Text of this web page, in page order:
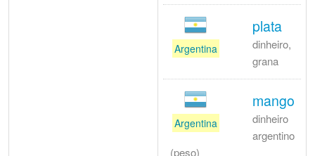
Argentina
plata
dinheiro,
grana
Argentina
mango
dinheiro
argentino
(peso)